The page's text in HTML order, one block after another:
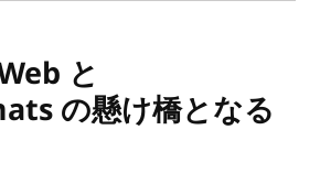
と
の懸け橋となる